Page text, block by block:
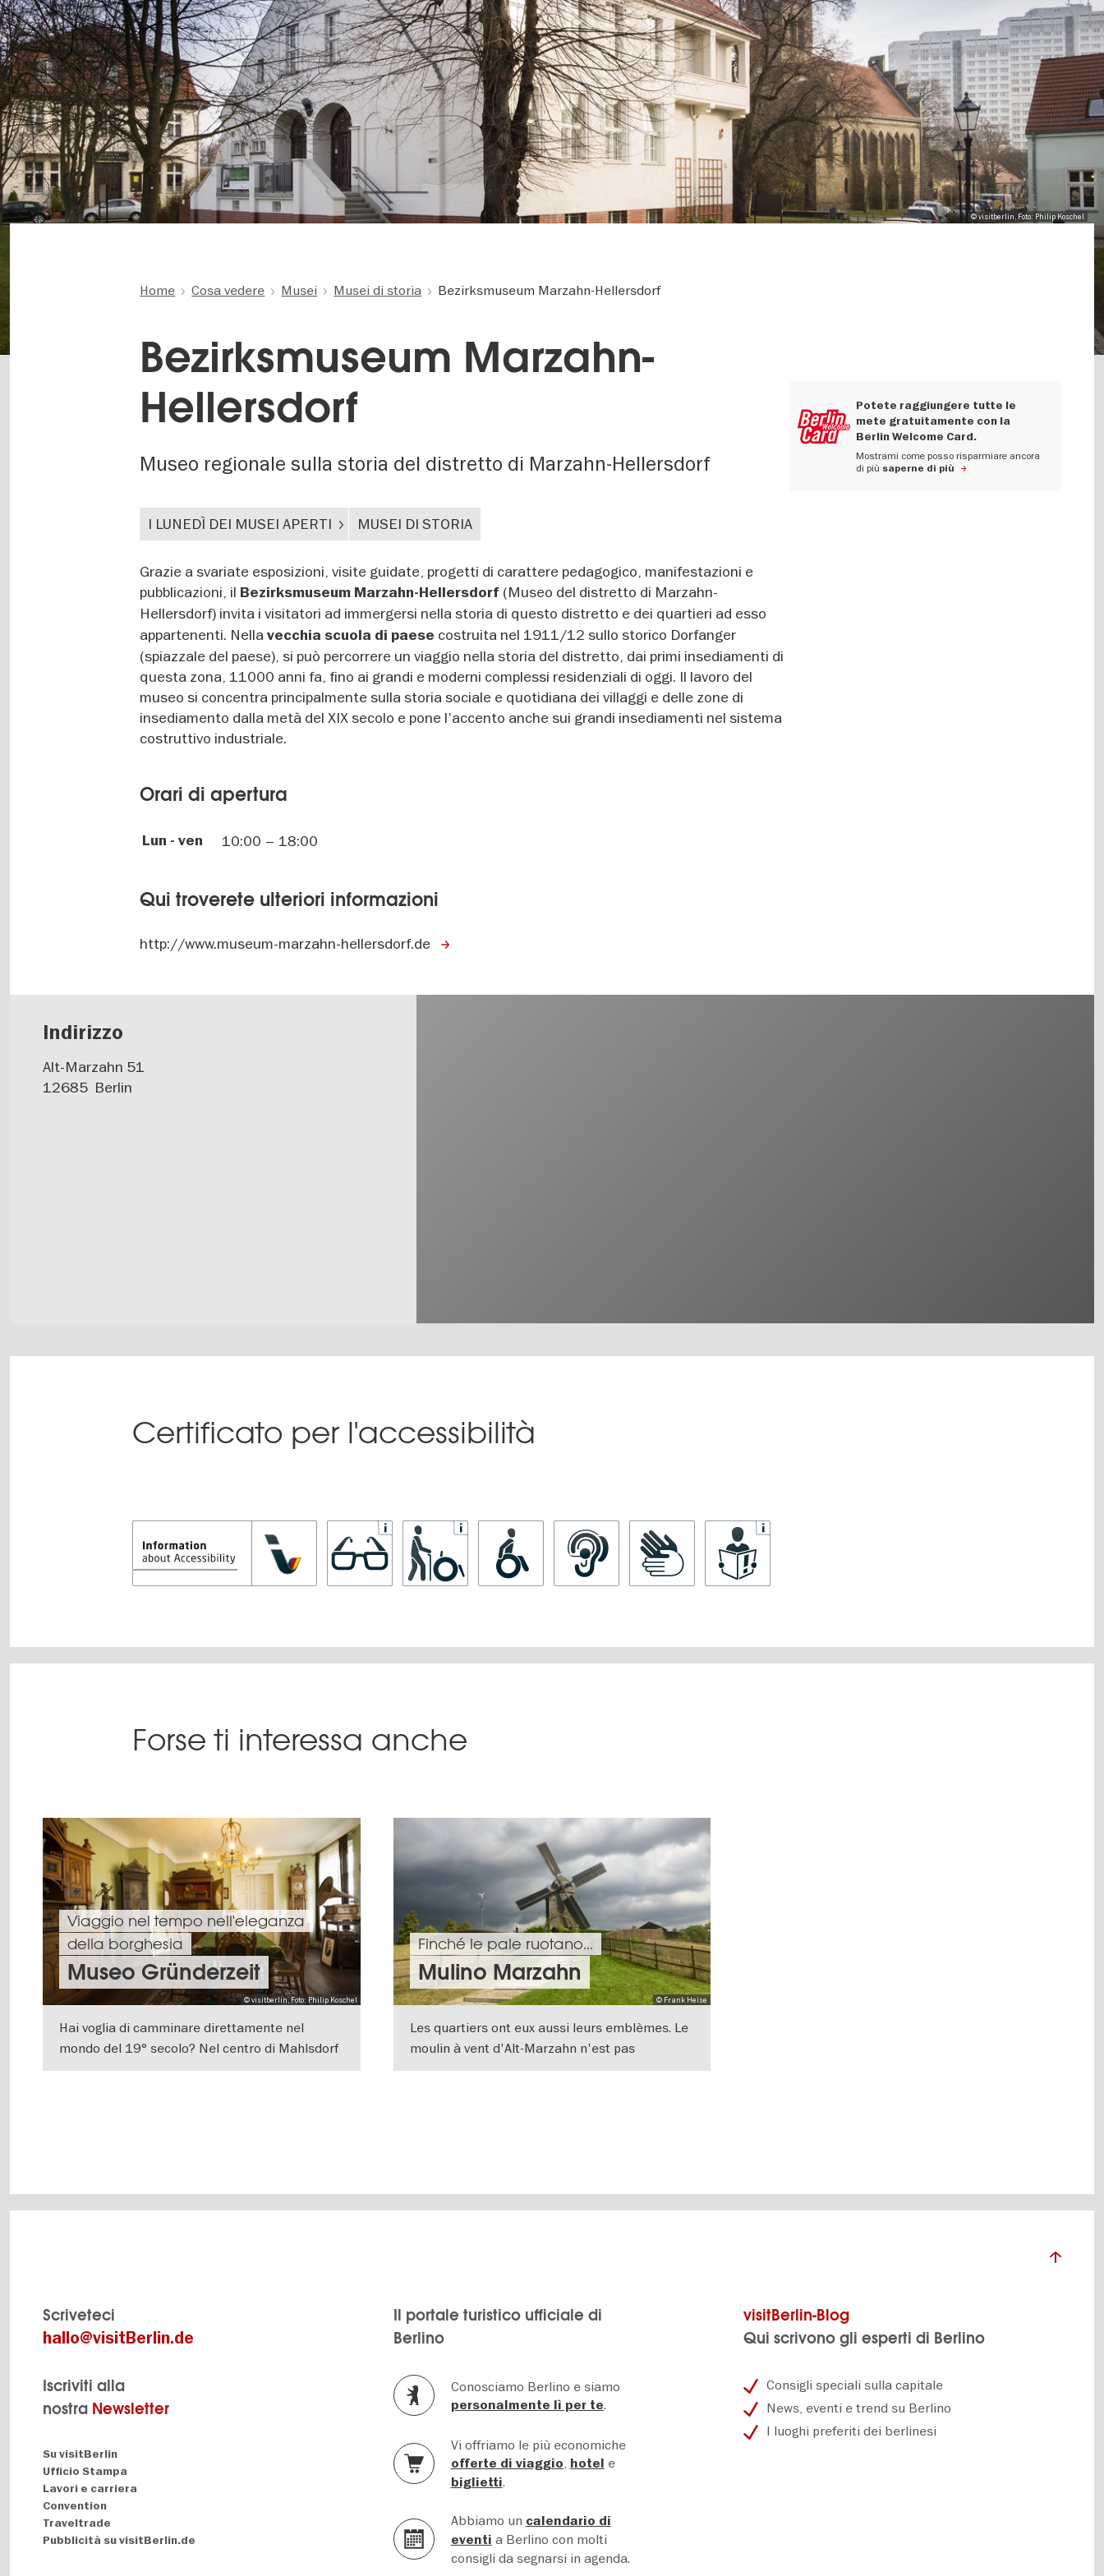
© visitberlin, Foto: Philip Koschel
Home Cosa vedere Musei Musei di storia Bezirksmuseum Marzahn-Hellersdorf
Bezirksmuseum Marzahn-
Hellersdorf
Museo regionale sulla storia del distretto di Marzahn-Hellersdorf
Potete raggiungere tutte le
mete gratuitamente con la
Berlin Welcome Card.
Mostrami come posso risparmiare ancora
di più saperne di più
I LUNEDÌ DEI MUSEI APERTI MUSEI DI STORIA
Grazie a svariate esposizioni, visite guidate, progetti di carattere pedagogico, manifestazioni e
pubblicazioni, il Bezirksmuseum Marzahn-Hellersdorf (Museo del distretto di Marzahn-
Hellersdorf) invita i visitatori ad immergersi nella storia di questo distretto e dei quartieri ad esso
appartenenti. Nellavecchia scuola di paese costruita nel 1911/12 sullo storico Dorfanger
(spiazzale del paese), si può percorrere un viaggio nella storia del distretto, dai primi insediamenti di
questa zona, 11000 anni fa, fino ai grandi e moderni complessi residenziali di oggi. Il lavoro del
museo si concentra principalmente sulla storia sociale e quotidiana dei villaggi e delle zone di
insediamento dalla metà del XIX secolo e pone l'accento anche sui grandi insediamenti nel sistema
costruttivo industriale.
Orari di apertura
Lun - ven 10:00 – 18:00
Qui troverete ulteriori informazioni
http://www.museum-marzahn-hellersdorf.de
Indirizzo
Alt-Marzahn 51
12685 Berlin
Certificato per l'accessibilità
Forse ti interessa anche
© visitberlin, Foto: Philip Koschel
Viaggio nel tempo nell'eleganza
della borghesia
Museo Gründerzeit
Hai voglia di camminare direttamente nel
mondo del 19° secolo? Nel centro di Mahlsdorf
troverete un gioiello meraviglioso e la più
© Frank Heise
Finché le pale ruotano...
Mulino Marzahn
Les quartiers ont eux aussi leurs emblèmes. Le
moulin à vent d'Alt-Marzahn n'est pas
seulement un emblème : c'est aussi un bureau
Scriveteci
hallo@visitBerlin.de
Iscriviti alla
nostra Newsletter
Navigation:
About
Su visitBerlin
Ufficio Stampa
Lavori e carriera
Convention
Traveltrade
Pubblicità su visitBerlin.de
Il portale turistico ufficiale di
Berlino
Conosciamo Berlino e siamo
personalmente lì per te.
Vi offriamo le più economiche
offerte di viaggio, hotel e
biglietti.
Abbiamo un calendario di
eventi a Berlino con molti
consigli da segnarsi in agenda.
visitBerlin-Blog
Qui scrivono gli esperti di Berlino
Consigli speciali sulla capitale
News, eventi e trend su Berlino
I luoghi preferiti dei berlinesi